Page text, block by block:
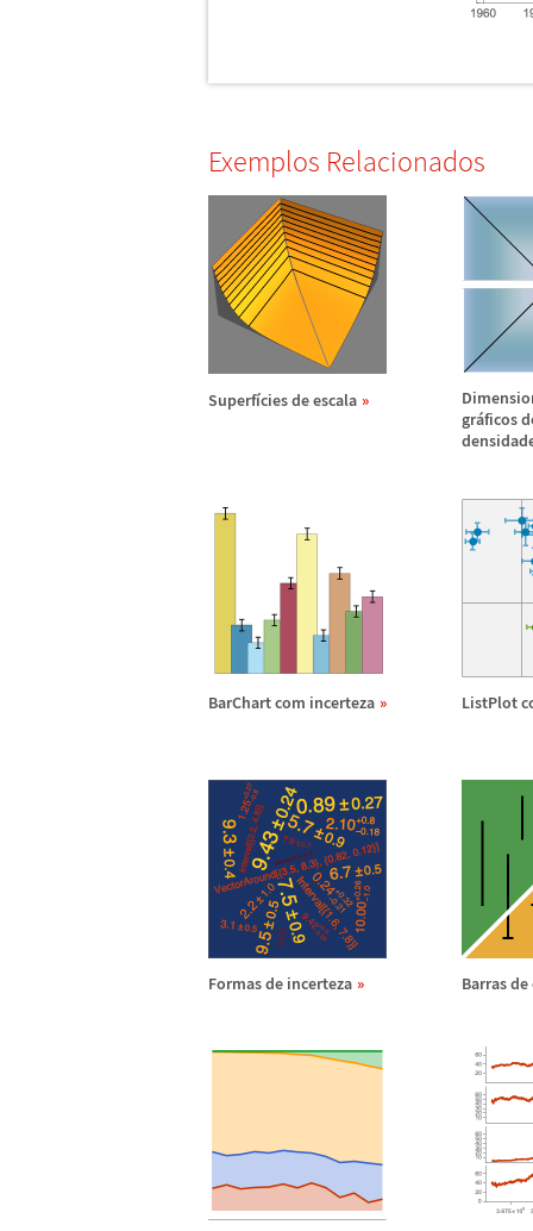
Exemplos Relacionados
Superfícies de escala
gráficos
BarChart com incerteza ListPlot
Formas de incerteza Barras